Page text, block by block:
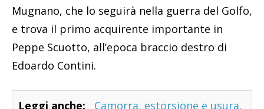
Mugnano, che lo seguirà nella guerra del Golfo,
e trova il primo acquirente importante in
Peppe Scuotto, all’epoca braccio destro di
Edoardo Contini.
Leggi anche:
Camorra, estorsione e usura,